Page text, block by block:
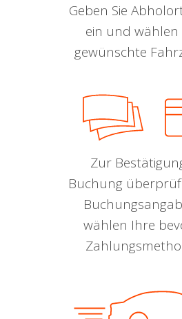
Geben Sie
ein und wählen
gewünschte
Zur
Buchung
wählen Ihre